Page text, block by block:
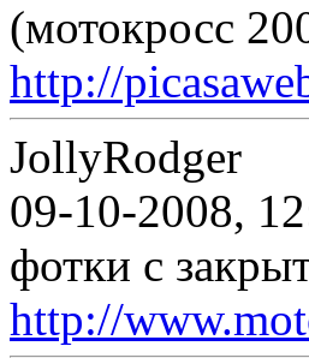
(мотокросс
http://
JollyRodger
09-10-2008,
фотки с
http://